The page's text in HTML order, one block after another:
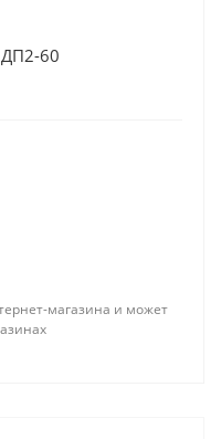
60
магазина и может